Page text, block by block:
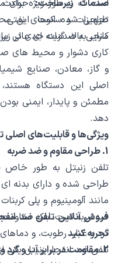
صدمات زیرساخت:
تجهیزات و سکوهای
منجر به صدمات جدی در
است که به ‌طور ویژه
طراحی شده است. این
کارایی بالا، گزینه ‌ای
کاری دشوار و محیط‌ های
و گاز، معادن، صنایع
اصلی این دستگاه هستند،
مطمئن و پایدار، ایمنی
دهد.
ویژگی‌ها و قابلیت‌های اصلی
1. طراحی مقاوم و ضد ضربه
تلفن زنیتل به ‌طور
طراحی شده و دارای بدنه
مانند آلومینیوم و پلی
ضدضربه است، بلکه مقاومت
گرد و غبار، رطوبت، و
2. مقاومت در برابر آب و گرد و غبار استاندارد IP
فروش آنلاین تلفن ضد
تجربه کنید
تلفن ضد انفجار زنیتل یکی